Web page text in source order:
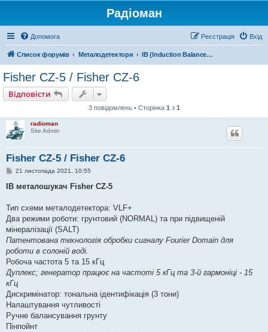
Радіоман
Допомога Вхід
Реєстрація
Список форумів Металодетектори IB (Induction Balance) металодетектори
Fisher CZ-5 / Fisher CZ-6
Відповісти
3 повідомлень • Сторінка 1 з 1
radioman
Site Admin
Fisher CZ-5 / Fisher CZ-6
П
в
о
л
е
н
я
21 листопада 2021, 10:55
IB металошукач Fisher CZ-5
Тип схеми металодетектора: VLF+
Два режими роботи: грунтовий (NORMAL) та при підвищеній
мінералізації (SALT)
Патентована технологія обробки сигналу Fourier Domain для
роботи в солоній воді.
Робоча частота 5 та 15 кГц
Дуплекс; генератор працює на частоті 5 кГц та 3-й гармоніці - 15
кГц
Дискримінатор: тональна ідентифікація (3 тони)
Налаштування чутливості
Ручне балансування грунту
Пінпойнт